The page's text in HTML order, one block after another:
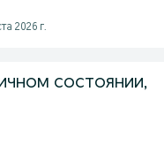
2026 г.
состоянии,